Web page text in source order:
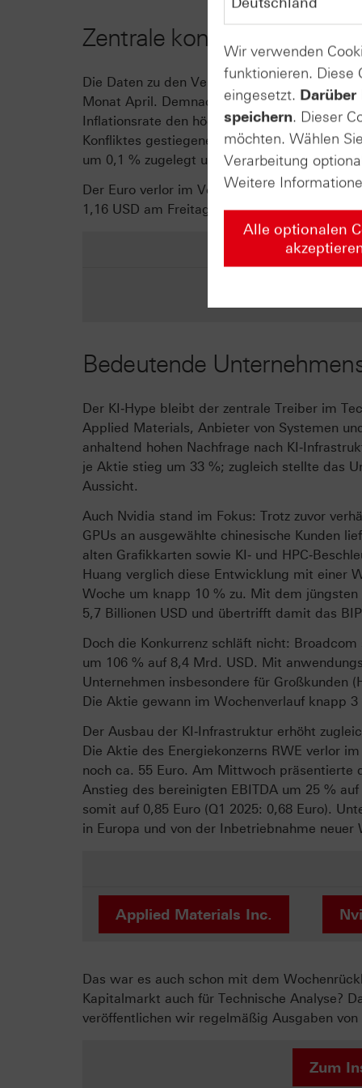
Zentrale konjunkturelle
Die Daten zu den Verbraucherpreisen in
Monat April. Demnach belief sich die
Inflationsrate den höchsten Wert seit drei
Konfliktes gestiegenen Gas- und Ölpreise.
um 0,1 % zugelegt und ist damit schwächer
Der Euro verlor im Vergleich zum USD über
1,16 USD am Freitag.
Bedeutende
Der KI‑Hype bleibt der zentrale Treiber im
Applied Materials, Anbieter von Systemen
anhaltend hohen Nachfrage nach
je Aktie stieg um 33 %; zugleich stellte das
Aussicht.
Auch Nvidia stand im Fokus: Trotz zuvor
GPUs an ausgewählte chinesische Kunden
alten Grafikkarten sowie KI‑ und
Huang verglich diese Entwicklung mit einer
Woche um knapp 10 % zu. Mit dem
5,7 Billionen USD und übertrifft damit das
Doch die Konkurrenz schläft nicht:
um 106 % auf 8,4 Mrd. USD. Mit
Unternehmen insbesondere für Großkunden
Die Aktie gewann im Wochenverlauf knapp
Der Ausbau der KI‑Infrastruktur erhöht
Die Aktie des Energiekonzerns RWE verlor
noch ca. 55 Euro. Am Mittwoch präsentierte
Anstieg des bereinigten EBITDA um 25 %
somit auf 0,85 Euro (Q1 2025: 0,68 Euro).
in Europa und von der Inbetriebnahme
Applied Materials Inc.
Das war es auch schon mit dem
Kapitalmarkt auch für Technische Analyse?
veröffentlichen wir regelmäßig Ausgaben von
Zum
Wir verwenden
funktionieren. Diese
eingesetzt.
speichern. Dieser
möchten. Wählen
Verarbeitung
Weitere
Alle optionalen